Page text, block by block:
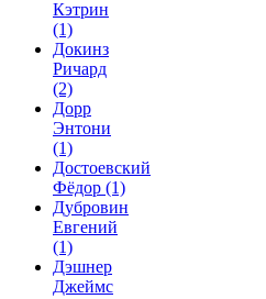
Кэтрин
(1)
Докинз
Ричард
(2)
Дорр
Энтони
(1)
Достоевский
Фёдор (1)
Дубровин
Евгений
(1)
Дэшнер
Джеймс